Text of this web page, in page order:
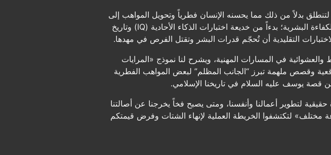
بدلاً من ذلك مما يحسنه الإنسان فطرياً وتحويل المواهب إلى
نقاط قوة حقيقية.نستعرض في هذا الحوار المحطات التاريخية لتطور مفهوم الكفاءة البشرية؛ بدءاً من خديعة اختبارات الذكاء الأحادية (IQ) وتاريخ
التقليدية أن تُحجّم قدرات البشر وتقتل الفرص في مهدها.
في المسارات المهنية، ويشرح لنا نموذج «المرايات
وقصص ملهمة تبرز “الجانب المظلم” لبعض المواهب الفطرية
من قصة يوسف عليه السلام في تاريخنا الإسلامي.
لتطوير أعمالنا وأنفسنا، ومتى يصبح فخاً يخرجنا عن أصالتنا
مختلف» لتكتشفوا الخريطة العملية لإنهاء الشتات وفرض قيمتكم